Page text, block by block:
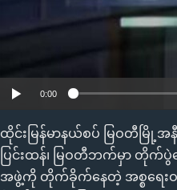
0:00
ထိုင်းမြန်မာနယ်စပ် မြဝတီမြို့
ပြင်းထန်၊ မြဝတီဘက်မှာ တိုက်
အဖွဲ့ကို တိုက်ခိုက်နေတဲ့ အစ္စရေးဝ